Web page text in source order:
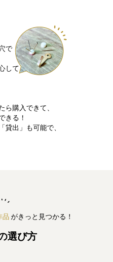
で
して
貸出」も可能で、
ら購入できて、
きる！
品 がきっと見つかる！
選び方